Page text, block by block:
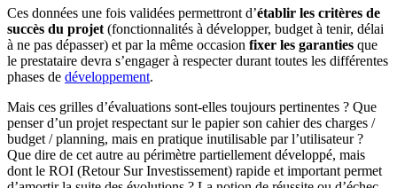
Ces données une fois validées permettront d’établir les critères de
succès du projet (fonctionnalités à développer, budget à tenir, délai
à ne pas dépasser) et par la même occasion fixer les garanties que
le prestataire devra s’engager à respecter durant toutes les différentes
phases de développement.
Mais ces grilles d’évaluations sont-elles toujours pertinentes ? Que
penser d’un projet respectant sur le papier son cahier des charges /
budget / planning, mais en pratique inutilisable par l’utilisateur ?
Que dire de cet autre au périmètre partiellement développé, mais
dont le ROI (Retour Sur Investissement) rapide et important permet